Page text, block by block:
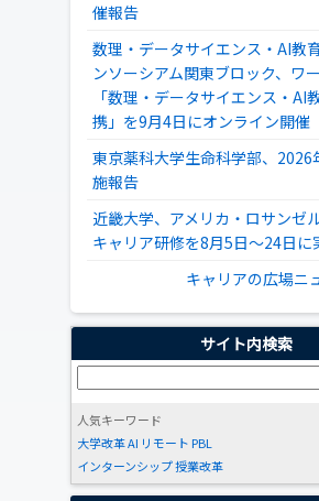
催報告
数理・データサイエンス・AI教
ンソーシアム関東ブロック、ワ
「数理・データサイエンス・AI
携」を9月4日にオンライン開催
東京薬科大学生命科学部、2026
施報告
近畿大学、アメリカ・ロサンゼ
キャリア研修を8月5日～24日に
キャリアの広場ニ
サイト内検索
人気キーワード
大学改革AI リモート PBL
インターンシップ授業改革